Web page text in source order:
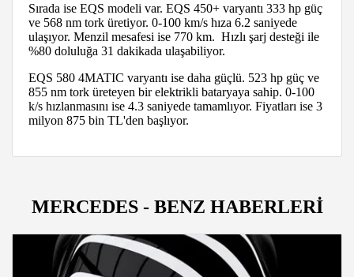
Sırada ise EQS modeli var. EQS 450+ varyantı 333 hp güç
ve 568 nm tork üretiyor. 0-100 km/s hıza 6.2 saniyede
ulaşıyor. Menzil mesafesi ise 770 km. Hızlı şarj desteği ile
%80 doluluğa 31 dakikada ulaşabiliyor.
EQS 580 4MATIC varyantı ise daha güçlü. 523 hp güç ve
855 nm tork üreteyen bir elektrikli bataryaya sahip. 0-100
k/s hızlanmasını ise 4.3 saniyede tamamlıyor. Fiyatları ise 3
milyon 875 bin TL'den başlıyor.
MERCEDES - BENZ HABERLERİ